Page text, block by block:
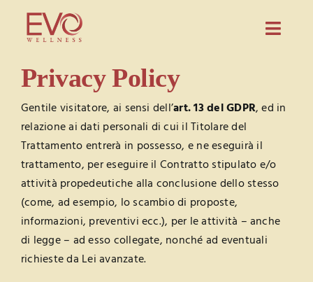
contenuto
Prodotti
Evo Wellness
Guida
Blog
Partnership
Contatti
CONFIGURA PREVENTIVO
Privacy Policy
Gentile visitatore, ai sensi dell’art. 13 del GDPR, ed in
relazione ai dati personali di cui il Titolare del
Trattamento entrerà in possesso, e ne eseguirà il
trattamento, per eseguire il Contratto stipulato e/o
attività propedeutiche alla conclusione dello stesso
(come, ad esempio, lo scambio di proposte,
informazioni, preventivi ecc.), per le attività – anche
di legge – ad esso collegate, nonché ad eventuali
richieste da Lei avanzate.